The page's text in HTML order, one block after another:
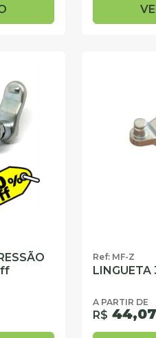
Ref: MF-Z
LINGUETA
A PARTIR DE
R$ 44,07